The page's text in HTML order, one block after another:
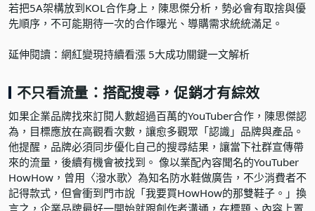
若把5A架構放到KOL合作身上，陳思傑分析，勢必會有取捨與優
先順序，不可能期待一次的合作曝光、導購需求統統滿足。
延伸閱讀： 網紅變現持續看漲 5大成功關鍵一文解析
不只看流量：搭配搜尋，促銷才有綜效
如果企業品牌找來訂閱人數超過百萬的YouTuber合作，陳思傑認
為，目標應放在高觀看次數，讓愈多觀眾「認識」品牌與產品。
他提醒，品牌必須同步優化自己的搜尋結果，讓當下社群宣傳帶
來的流量，後續有機會被找到。 像以業配內容聞名的YouTuber
HowHow，曾用〈潑水歌〉為知名防水鞋做廣告，不少消費者不
記得款式，但會衝到門市說「我要買HowHow的那雙鞋子。」換